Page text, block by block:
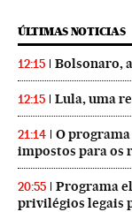
ÚLTIMAS NOTICIAS
12:15 Bolsonaro,
12:15 Lula, uma
21:14
O
impostos para os
20:55
Programa
privilégios legais